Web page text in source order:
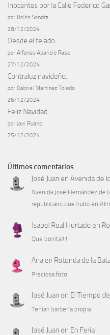
Inocentes por la Calle Federico
por Belén Sendra
28/12/2024
Desde el tejado
por Alfonso Aparicio Raso
27/12/2024
Contraluz navideño.
por Gabriel Martínez Toledo
26/12/2024
Feliz Navidad
por Javi Ruano
25/12/2024
Últimos comentarios
José Juan en Avenida de
Avenida José Hernández de
republicano que hubo en
Isabel Real Hurtado en
Que bonita!!!!
Anaen Rotonda de la
Preciosa foto
José Juan en El Tiempo
Tenían barbería propia
José Juan en En Feria